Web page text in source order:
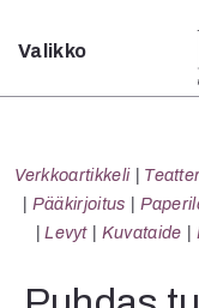
Sulje
Valikko
Verkkoartikkeli
Pääkirjoitus
Levyt
Kuvataide